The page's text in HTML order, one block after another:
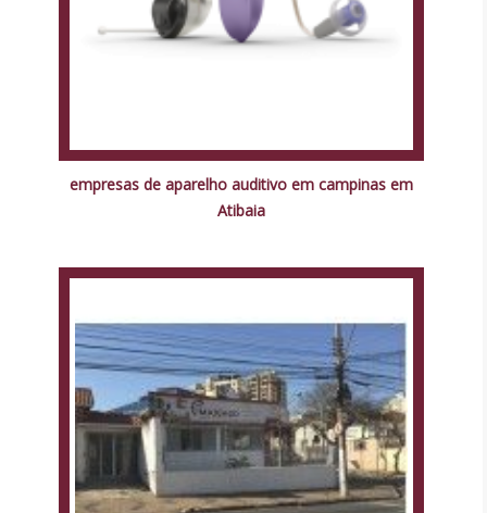
empresas de aparelho auditivo em campinas em
Atibaia